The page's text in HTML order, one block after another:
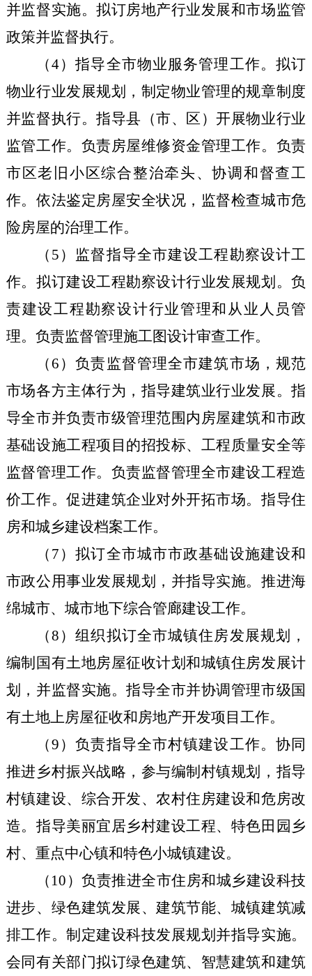
并监督实施。拟订房地产行业发展和市场监管
政策并监督执行。
（4）指导全市物业服务管理工作。拟订
物业行业发展规划，制定物业管理的规章制度
并监督执行。指导县（市、区）开展物业行业
监管工作。负责房屋维修资金管理工作。负责
市区老旧小区综合整治牵头、协调和督查工
作。依法鉴定房屋安全状况，监督检查城市危
险房屋的治理工作。
（ 5 ）监督指导全市建设工程勘察设计工
作。拟订建设工程勘察设计行业发展规划。负
责建设工程勘察设计行业管理和从业人员管
理。负责监督管理施工图设计审查工作。
（ 6 ）负责监督管理全市建筑市场，规范
市场各方主体行为，指导建筑业行业发展。指
导全市并负责市级管理范围内房屋建筑和市政
基础设施工程项目的招投标、工程质量安全等
监督管理工作。负责监督管理全市建设工程造
价工作。促进建筑企业对外开拓市场。指导住
房和城乡建设档案工作。
（ 7 ）拟订全市城市市政基础设施建设和
市政公用事业发展规划，并指导实施。推进海
绵城市、城市地下综合管廊建设工作。
（8 ）组织拟订全市城镇住房发展规划，
编制国有土地房屋征收计划和城镇住房发展计
划，并监督实施。指导全市并协调管理市级国
有土地上房屋征收和房地产开发项目工作。
（9 ）负责指导全市村镇建设工作。协同
推进乡村振兴战略，参与编制村镇规划，指导
村镇建设、综合开发、农村住房建设和危房改
造。指导美丽宜居乡村建设工程、特色田园乡
村、重点中心镇和特色小城镇建设。
（ 10 ）负责推进全市住房和城乡建设科技
进步、绿色建筑发展、建筑节能、城镇建筑减
排工作。制定建设科技发展规划并指导实施。
会同有关部门拟订绿色建筑、智慧建筑和建筑